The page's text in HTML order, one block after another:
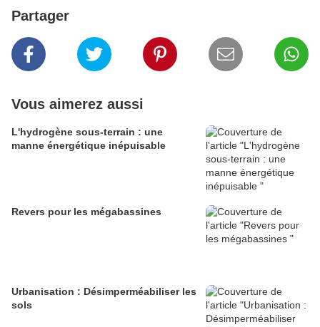
Partager
Vous aimerez aussi
L'hydrogène sous-terrain : une
manne énergétique inépuisable
Revers pour les mégabassines
Urbanisation : Désimperméabiliser les
sols